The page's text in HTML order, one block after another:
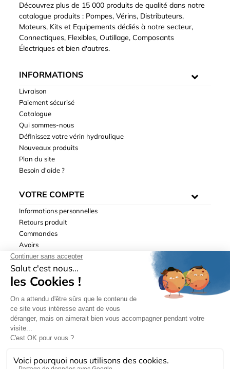
Découvrez plus de 15 000 produits de qualité dans notre
catalogue produits : Pompes, Vérins, Distributeurs,
Moteurs, Kits et Equipements dédiés à notre secteur,
Connectiques, Flexibles, Outillage, Composants
Électriques et bien d'autres.
INFORMATIONS
Livraison
Paiement sécurisé
Catalogue
Qui sommes-nous
Définissez votre vérin hydraulique
Nouveaux produits
Plan du site
Besoin d'aide ?
VOTRE COMPTE
Informations personnelles
Retours produit
Commandes
Avoirs
Adresses
Bons de réduction
de ventes| © Hydrodis 2003-2026. Tous droits réservés